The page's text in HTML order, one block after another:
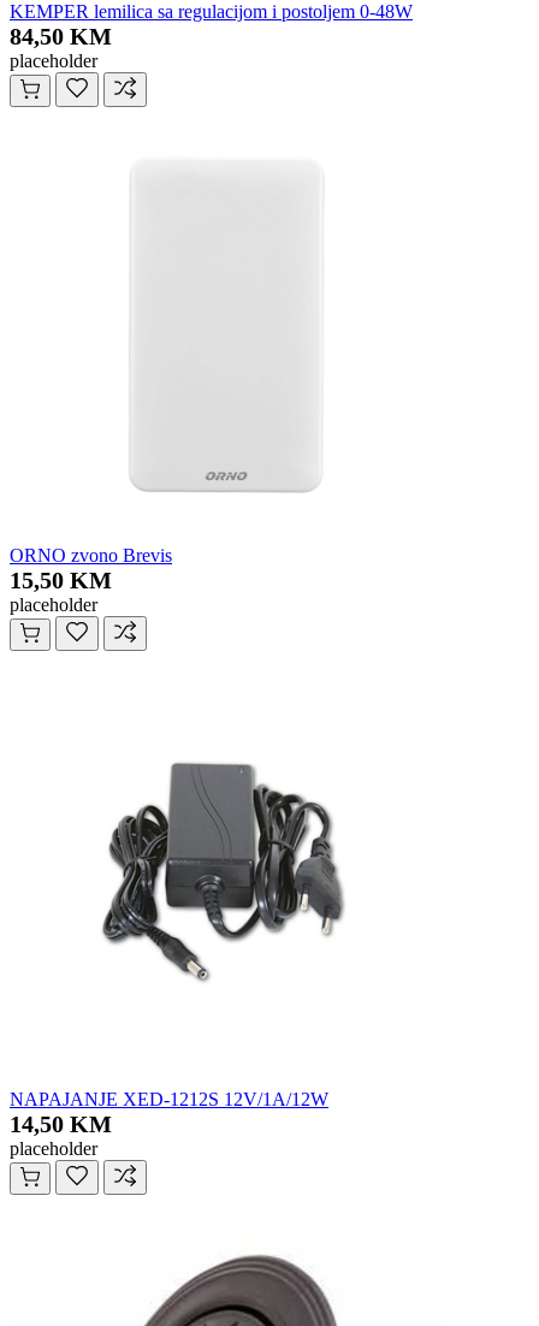
KEMPER lemilica sa regulacijom i postoljem 0-48W
84,50 KM
placeholder
ORNO zvono Brevis
15,50 KM
placeholder
NAPAJANJE XED-1212S 12V/1A/12W
14,50 KM
placeholder